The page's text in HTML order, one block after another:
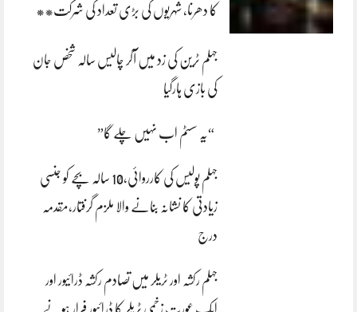
کا دھرنا، شہریوں کی بڑی تعداد کی شرکت**
جہلم ٹرین کی زد میں آکر چالیس سالہ شخص جان
کی بازی ہارگیا
“یہ سسٹم اب نہیں چلے گا”
جہلم پولیس کی کارروائی،10 سالہ بچے کو جنسی
زیادتی کا نشانہ بنانے والا ملزم گرفتار،مقدمہ
درج
جہلم رکشہ اور ٹریلر میں تصادم رکشہ ڈرائیور اور
ایک عورت زخمی ٹریلر کا ڈرائیور فرار ہونے